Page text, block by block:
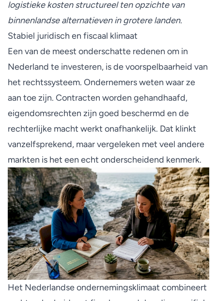
logistieke kosten structureel ten opzichte van
binnenlandse alternatieven in grotere landen.
Stabiel juridisch en fiscaal klimaat
Een van de meest onderschatte redenen om in
Nederland te investeren, is de voorspelbaarheid van
het rechtssysteem. Ondernemers weten waar ze
aan toe zijn. Contracten worden gehandhaafd,
eigendomsrechten zijn goed beschermd en de
rechterlijke macht werkt onafhankelijk. Dat klinkt
vanzelfsprekend, maar vergeleken met veel andere
markten is het een echt onderscheidend kenmerk.
Het Nederlandse ondernemingsklimaat combineert